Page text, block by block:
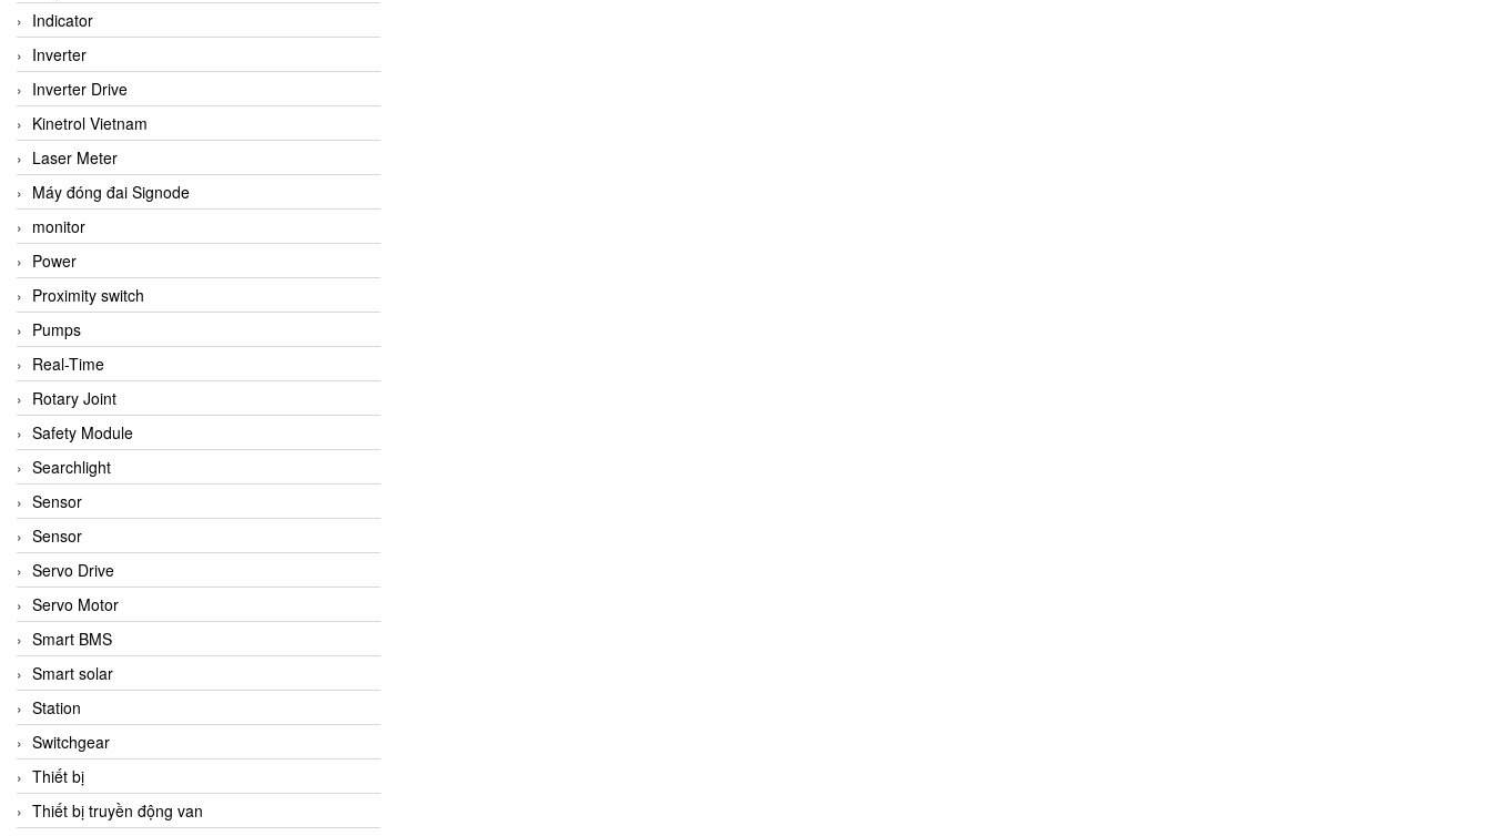
Indicator
Inverter
Inverter Drive
Kinetrol Vietnam
Laser Meter
Máy đóng đai Signode
monitor
Power
Proximity switch
Pumps
Real-Time
Rotary Joint
Safety Module
Searchlight
Sensor
Sensor
Servo Drive
Servo Motor
Smart BMS
Smart solar
Station
Switchgear
Thiết bị
Thiết bị truyền động van